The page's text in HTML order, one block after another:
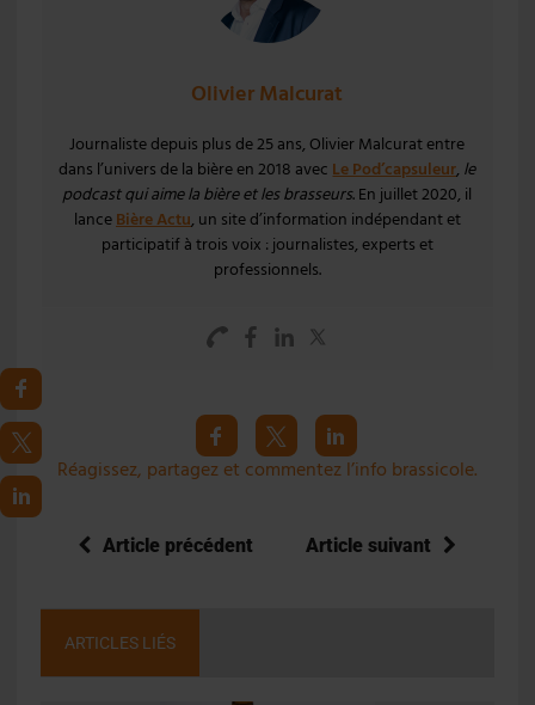
Olivier Malcurat
Journaliste depuis plus de 25 ans, Olivier Malcurat entre
dans l’univers de la bière en 2018 avecLe Pod’capsuleur, le
podcast qui aime la bière et les brasseurs. En juillet 2020, il
lanceBière Actu, un site d’information indépendant et
participatif à trois voix : journalistes, experts et
professionnels.
Réagissez, partagez et commentez l’info brassicole.
Article précédent Article suivant
ARTICLES LIÉS